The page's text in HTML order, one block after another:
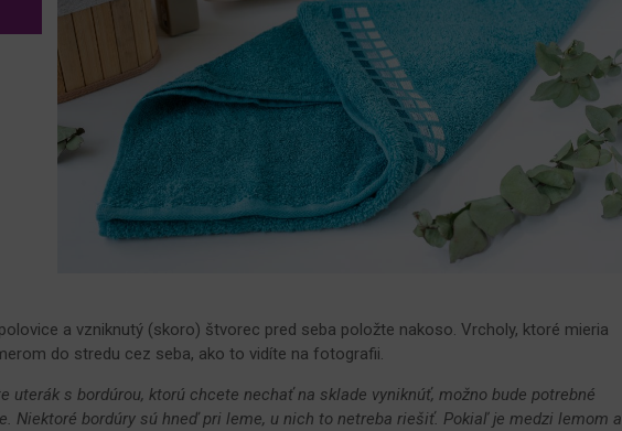
a vzniknutý (skoro) štvorec pred seba položte nakoso. Vrcholy, ktoré mieria
do stredu cez seba, ako to vidíte na fotografii.
uterák s bordúrou, ktorú chcete nechať na sklade vyniknúť, možno bude potrebné
Niektoré bordúry sú hneď pri leme, u nich to netreba riešiť. Pokiaľ je medzi lemom a